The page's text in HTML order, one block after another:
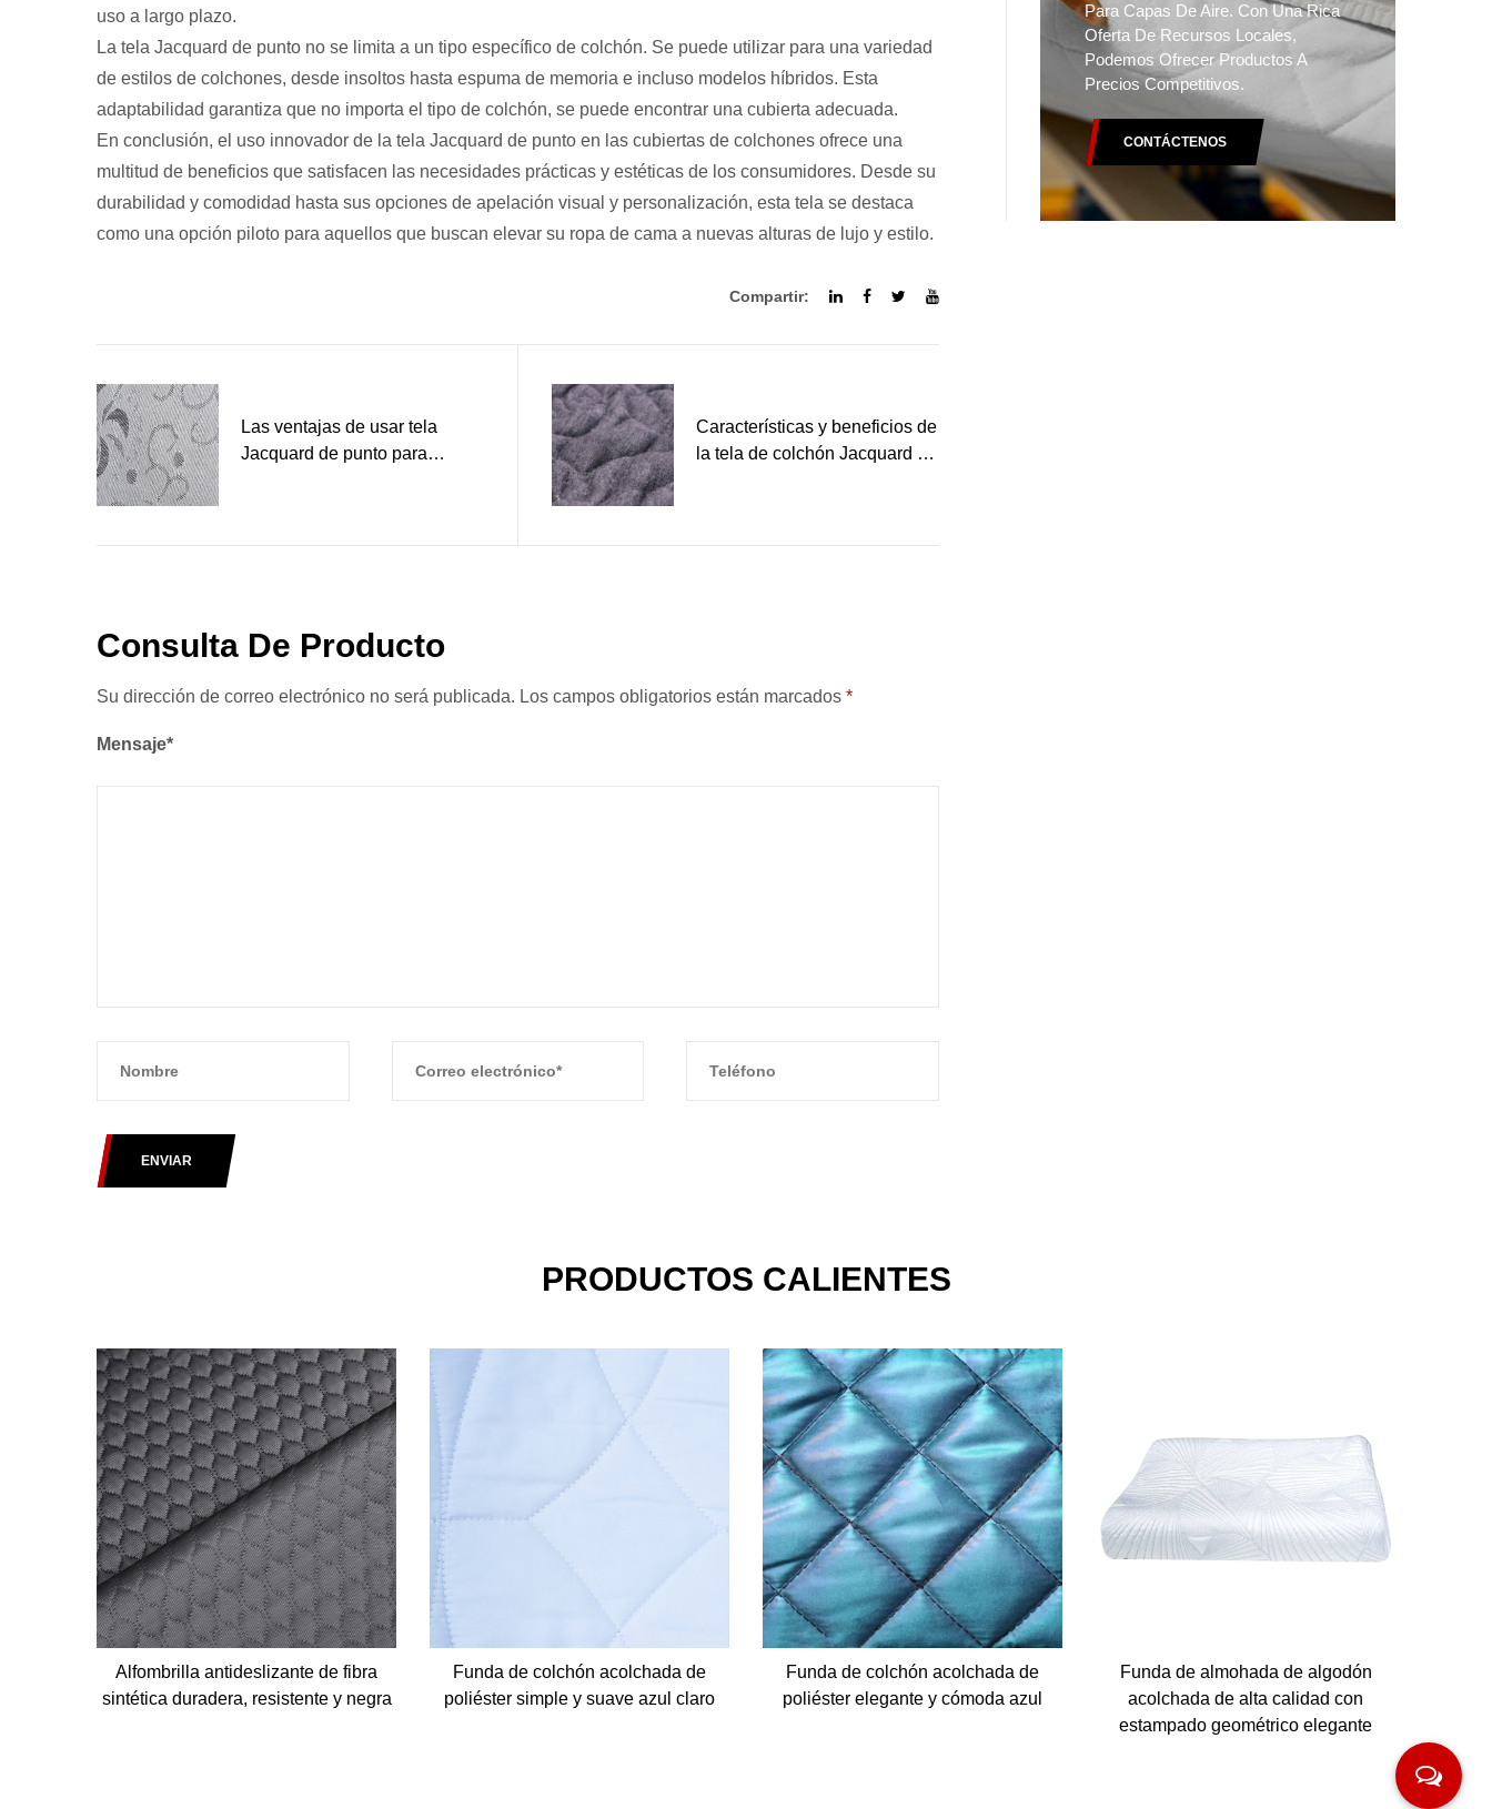
Para Capas De Aire. Con Una Rica
Oferta De Recursos Locales,
Podemos Ofrecer Productos A
Precios Competitivos.
CONTÁCTENOS
uso a largo plazo.
La tela Jacquard de punto no se limita a un tipo específico de colchón. Se puede utilizar para una variedad
de estilos de colchones, desde insoltos hasta espuma de memoria e incluso modelos híbridos. Esta
adaptabilidad garantiza que no importa el tipo de colchón, se puede encontrar una cubierta adecuada.
En conclusión, el uso innovador de la tela Jacquard de punto en las cubiertas de colchones ofrece una
multitud de beneficios que satisfacen las necesidades prácticas y estéticas de los consumidores. Desde su
durabilidad y comodidad hasta sus opciones de apelación visual y personalización, esta tela se destaca
como una opción piloto para aquellos que buscan elevar su ropa de cama a nuevas alturas de lujo y estilo.
Compartir:
Las ventajas de usar tela
Jacquard de punto para
Características y beneficios de
la tela de colchón Jacquard de
Consulta De Producto
Su dirección de correo electrónico no será publicada. Los campos obligatorios están marcados *
Mensaje*
ENVIAR
PRODUCTOS CALIENTES
Alfombrilla antideslizante de fibra
sintética duradera, resistente y negra
Funda de colchón acolchada de
poliéster simple y suave azul claro
Funda de colchón acolchada de
poliéster elegante y cómoda azul
Funda de almohada de algodón
acolchada de alta calidad con
estampado geométrico elegante